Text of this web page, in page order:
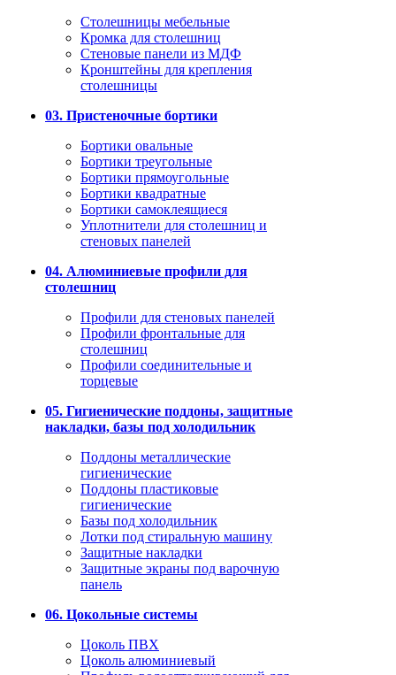
Столешницы мебельные
Кромка для столешниц
Стеновые панели из МДФ
Кронштейны для крепления
столешницы
03. Пристеночные бортики
Бортики овальные
Бортики треугольные
Бортики прямоугольные
Бортики квадратные
Бортики самоклеящиеся
Уплотнители для столешниц и
стеновых панелей
04. Алюминиевые профили для
столешниц
Профили для стеновых панелей
Профили фронтальные для
столешниц
Профили соединительные и
торцевые
05. Гигиенические поддоны, защитные
накладки, базы под холодильник
Поддоны металлические
гигиенические
Поддоны пластиковые
гигиенические
Базы под холодильник
Лотки под стиральную машину
Защитные накладки
Защитные экраны под варочную
панель
06. Цокольные системы
Цоколь ПВХ
Цоколь алюминиевый